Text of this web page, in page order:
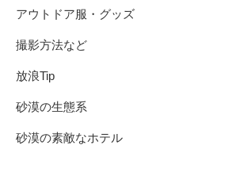
アウトドア服・グッズ
撮影方法など
放浪Tip
砂漠の生態系
砂漠の素敵なホテル